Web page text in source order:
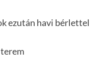
ezután havi bérlettel